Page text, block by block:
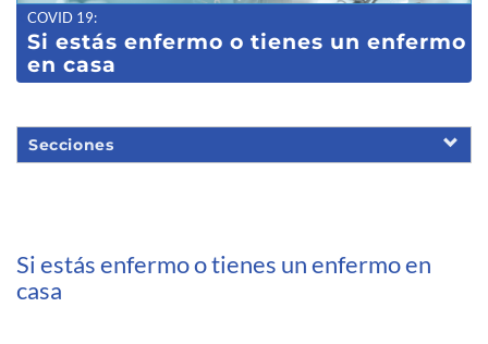
COVID 19:
Si estás enfermo o tienes un enfermo
en casa
Secciones
Si estás enfermo o tienes un enfermo en
casa